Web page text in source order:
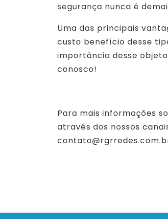
segurança nunca é
Uma das principais
custo benefício desse
importância desse
conosco!
Para mais informações
através dos nossos